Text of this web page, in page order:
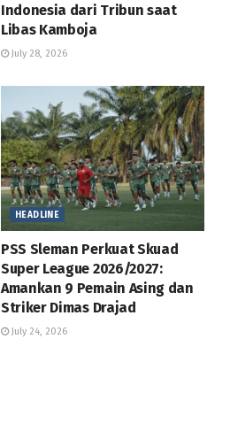
Indonesia dari Tribun saat
Libas Kamboja
July 28, 2026
HEADLINE
PSS Sleman Perkuat Skuad
Super League 2026/2027:
Amankan 9 Pemain Asing dan
Striker Dimas Drajad
July 24, 2026